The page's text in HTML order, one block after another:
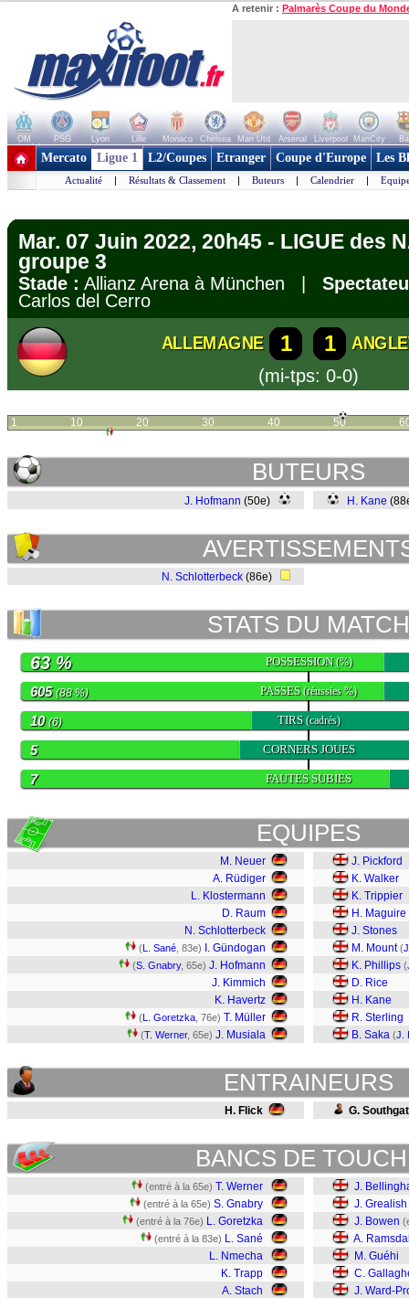
A retenir : Palmarès Coupe du
OM PSG Lyon Lille Monaco Chelsea Man Utd Arsenal Liverpool ManCity
+ de clubs
Mercato Ligue 1 L2/Coupes Etranger Coupe d'Europe Les
Actualité | Résultats & Classement | Buteurs | Calendrier |
Mar. 07 Juin 2022, 20h45 - LIGUE des
groupe 3
Stade : Allianz Arena à München |
Carlos del Cerro
ALLEMAGNE 1 1
(mi-tps: 0-0)
1 10 20 30 40 50
BUTEURS
J. Hofmann (50e) H. Kane
N. Schlotterbeck (86e)
STATS DU MATCH
POSSESSION(%)
63 %
PASSES(réussies %)
605(88 %)
TIRS(cadrés)
10(6)
CORNERS JOUES
5
FAUTES SUBIES
7
EQUIPES
M. Neuer
A. Rüdiger
L. Klostermann
D. Raum
N. Schlotterbeck
(L. Sané , 83e) I. Gündogan
(S. Gnabry, 65e) J. Hofmann
J. Kimmich
K. Havertz
(L. Goretzka , 76e) T. Müller
(T. Werner, 65e) J. Musiala
J. Pickford
K. Walker
K. Trippier
H. Maguire
J. Stones
M. Mount (
K. Phillips (
D. Rice
H. Kane
R. Sterling
B. Saka (J.
ENTRAINEURS
H. Flick G.
BANCS DE
(entré à la 65e) T. Werner
(entré à la 65e) S. Gnabry
(entré à la 76e) L. Goretzka
(entré à la 83e) L. Sané
L. Nmecha
K. Trapp
A. Stach
J.
J. Grealish
J. Bowen
A.
M. Guéhi
C.
J. Ward-